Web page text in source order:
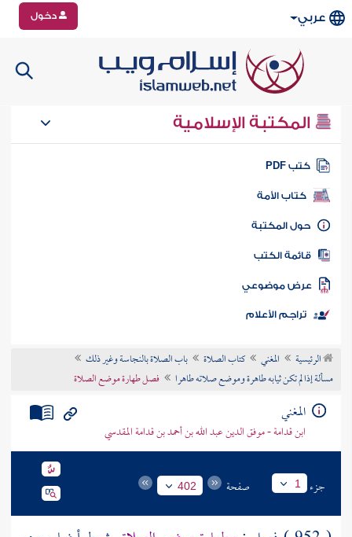
عربي دخول
المكتبة الإسلامية
كتب PDF
كتاب الأمة
المكتبة
الكتب
موضوعي
تراجم الأعلام
الرئيسية المغني كتاب الصلاة
باب الصلاة بالنجاسة وغير ذلك
مسألة إذا لم تكن ثيابه طاهرة وموضع صلاته طاهرا
فصل طهارة موضع الصلاة
المغني
ابن قدامة - موفق الدين عبد الله بن أحمد بن قدامة المقدسي
جزء 1 صفحة 402